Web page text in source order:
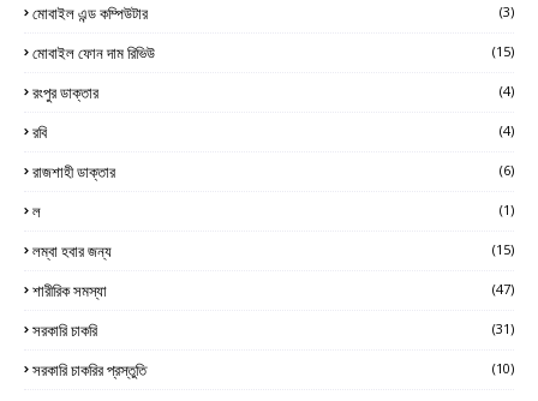
মোবাইল এন্ড কম্পিউটার (3)
মোবাইল ফোন দাম রিভিউ (15)
রংপুর ডাক্তার (4)
রবি (4)
রাজশাহী ডাক্তার (6)
ল (1)
লম্বা হবার জন্য (15)
শারীরিক সমস্যা (47)
সরকারি চাকরি (31)
সরকারি চাকরির প্রস্তুতি (10)